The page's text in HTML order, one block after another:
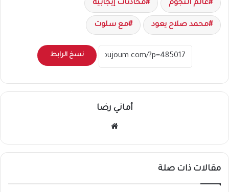
عالم النجوم محادثات إيجابية
محمد صلاح يعود مع سلوت
نسخ الرابط
أماني رضا
مقالات ذات صلة